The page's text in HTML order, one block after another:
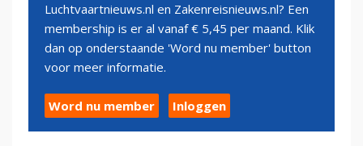
Luchtvaartnieuws.nl en Zakenreisnieuws.nl? Een
membership is er al vanaf € 5,45 per maand. Klik
dan op onderstaande 'Word nu member' button
voor meer informatie.
Word nu member Inloggen